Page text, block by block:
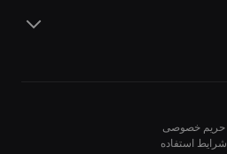
حریم خصوصی
شرایط استفاده